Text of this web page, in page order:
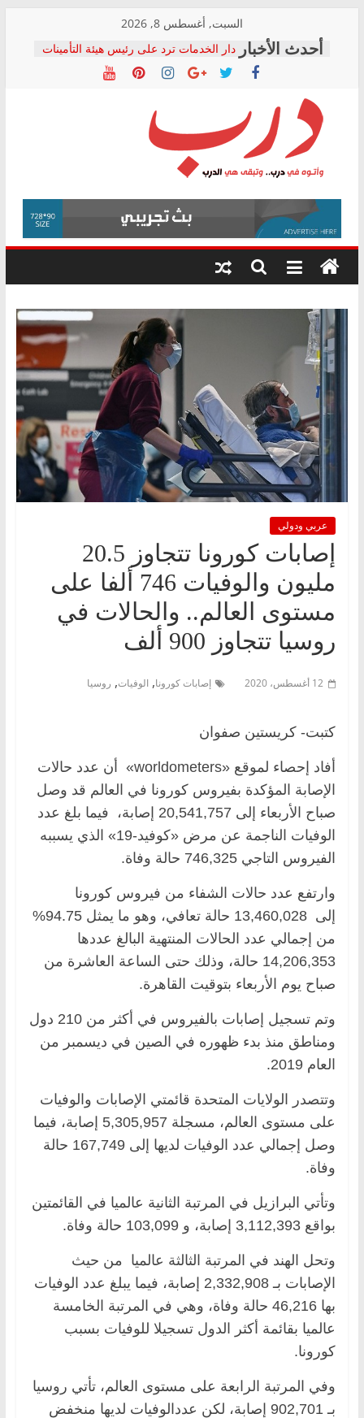
content
السبت, أغسطس 8, 2026
دار الخدمات ترد على رئيس هيئة التأمينات
بعد مؤتمره الصحفي: إنكار الأزمة لا ينهي
معاناة أصحاب المعاشات.. ونطالب بكشف
فرحات سليمان يكتب: القطاع الصحي إلى
أين؟
حزب التحالف الشعبي يطلق لجنة “الحق
في الصحة” بالإسكندرية لرصد الانتهاكات
ودعم المرضى
الوزاري لمدينة الصحفيين.. وانتهاء أعمال
إنشاء المبنى الإداري
المجلس القومي لحقوق الإنسان يعلن
متابعة قضية الدكتور محمد زهران.. ويؤكد:
قرينة البراءة وضمانات المحاكمة العادلة
درب
وأتوه
درب..
وتبقى
هي
عربي ودولي
إصابات كورونا تتجاوز 20.5
مليون والوفيات 746 ألفا على
مستوى العالم.. والحالات في
روسيا تتجاوز 900 ألف
12 أغسطس، 2020 إصابات كورونا, الوفيات, روسيا
كتبت- كريستين صفوان
أفاد إحصاء لموقع «worldometers» أن عدد حالات
الإصابة المؤكدة بفيروس كورونا في العالم قد وصل
صباح الأربعاء إلى 20,541,757 إصابة، فيما بلغ عدد
الوفيات الناجمة عن مرض «كوفيد-19» الذي يسببه
الفيروس التاجي 746,325 حالة وفاة.
وارتفع عدد حالات الشفاء من فيروس كورونا
إلى 13,460,028 حالة تعافي، وهو ما يمثل 94.75%
من إجمالي عدد الحالات المنتهية البالغ عددها
14,206,353 حالة، وذلك حتى الساعة العاشرة من
صباح يوم الأربعاء بتوقيت القاهرة.
وتم تسجيل إصابات بالفيروس في أكثر من 210 دول
ومناطق منذ بدء ظهوره في الصين في ديسمبر من
العام 2019.
وتتصدر الولايات المتحدة قائمتي الإصابات والوفيات
على مستوى العالم، مسجلة 5,305,957 إصابة، فيما
وصل إجمالي عدد الوفيات لديها إلى 167,749 حالة
وفاة.
وتأتي البرازيل في المرتبة الثانية عالميا في القائمتين
بواقع 3,112,393 إصابة، و 103,099 حالة وفاة.
وتحل الهند في المرتبة الثالثة عالميا من حيث
الإصابات بـ 2,332,908 إصابة، فيما يبلغ عدد الوفيات
بها 46,216 حالة وفاة، وهي في المرتبة الخامسة
عالميا بقائمة أكثر الدول تسجيلا للوفيات بسبب
كورونا.
وفي المرتبة الرابعة على مستوى العالم، تأتي روسيا
بـ 902,701 إصابة، لكن عددالوفيات لديها منخفض